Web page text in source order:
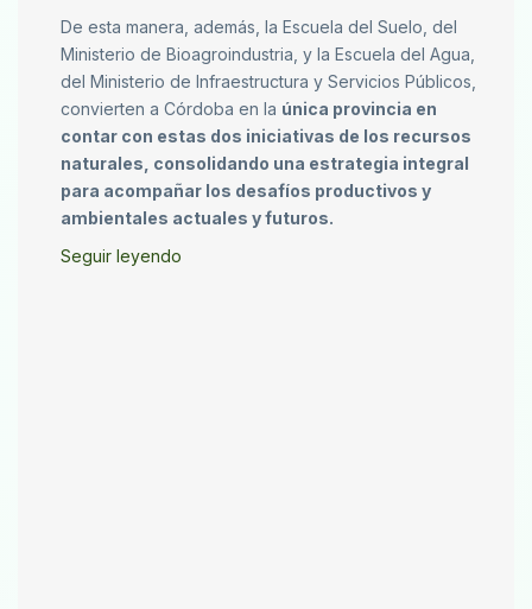
De esta manera, además, la Escuela del Suelo, del
Ministerio de Bioagroindustria, y la Escuela del Agua,
del Ministerio de Infraestructura y Servicios Públicos,
convierten a Córdoba en la única provincia en
contar con estas dos iniciativas de los recursos
naturales, consolidando una estrategia integral
para acompañar los desafíos productivos y
ambientales actuales y futuros.
Seguir leyendo